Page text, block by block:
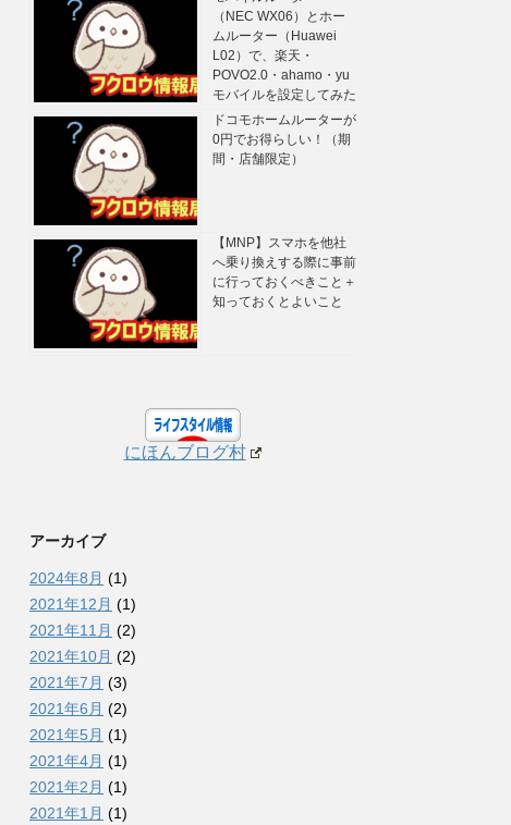
（NEC WX06）とホー
ムルーター（Huawei
L02）で、楽天・
POVO2.0・ahamo・yu
モバイルを設定してみた
ドコモホームルーターが
0円でお得らしい！（期
間・店舗限定）
【MNP】スマホを他社
へ乗り換えする際に事前
に行っておくべきこと＋
知っておくとよいこと
にほんブログ村
アーカイブ
2024年8月 (1)
2021年12月 (1)
2021年11月 (2)
2021年10月 (2)
2021年7月 (3)
2021年6月 (2)
2021年5月 (1)
2021年4月 (1)
2021年2月 (1)
2021年1月 (1)